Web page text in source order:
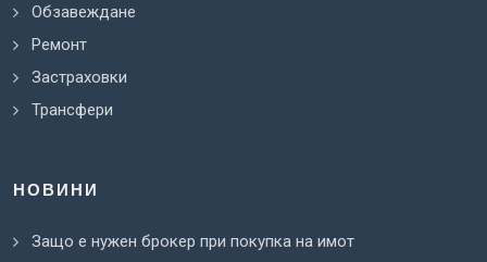
Обзавеждане
Ремонт
Застраховки
Трансфери
НОВИНИ
Защо е нужен брокер при покупка на имот